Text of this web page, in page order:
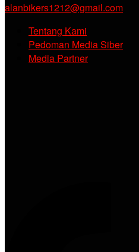
alanbikers1212@gmail.com
Tentang Kami
Pedoman Media Siber
Media Partner